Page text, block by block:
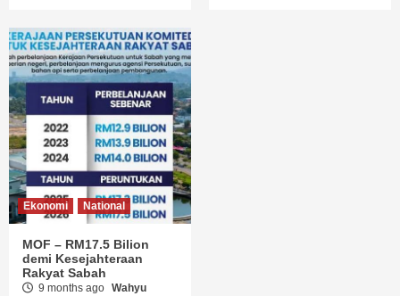
Ekonomi National
MOF – RM17.5 Bilion
demi Kesejahteraan
Rakyat Sabah
9 months ago Wahyu